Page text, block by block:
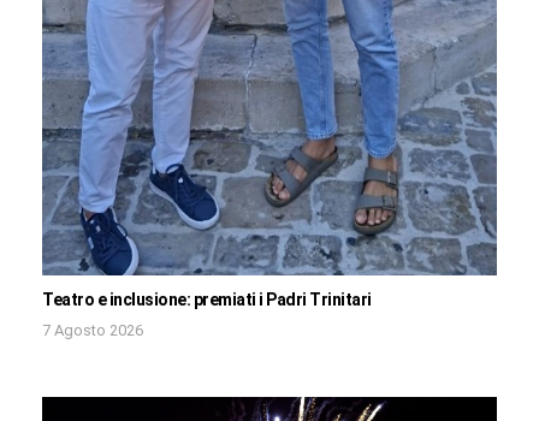
Teatro e inclusione: premiati i Padri Trinitari
7 Agosto 2026